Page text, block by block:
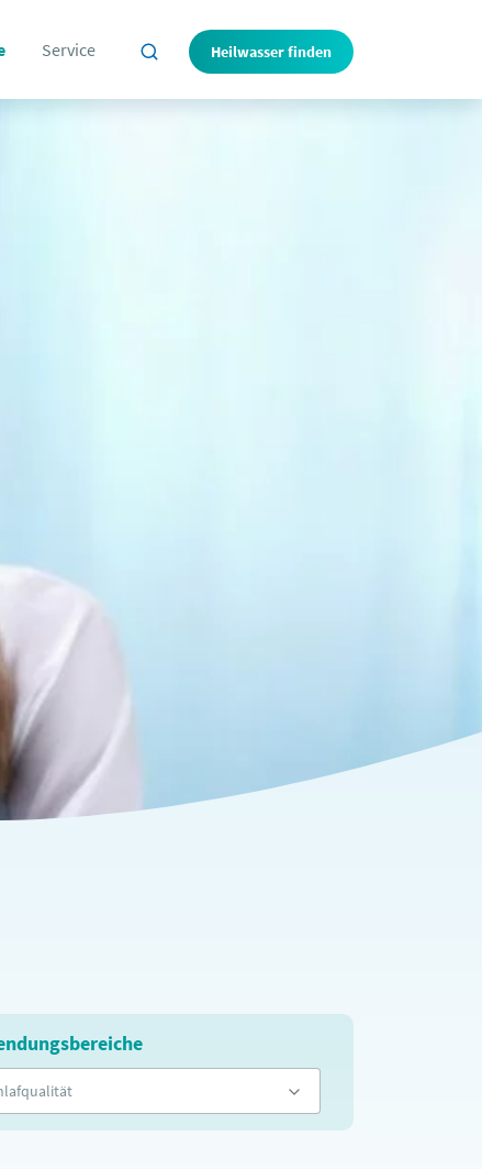
Service Heilwasser finden